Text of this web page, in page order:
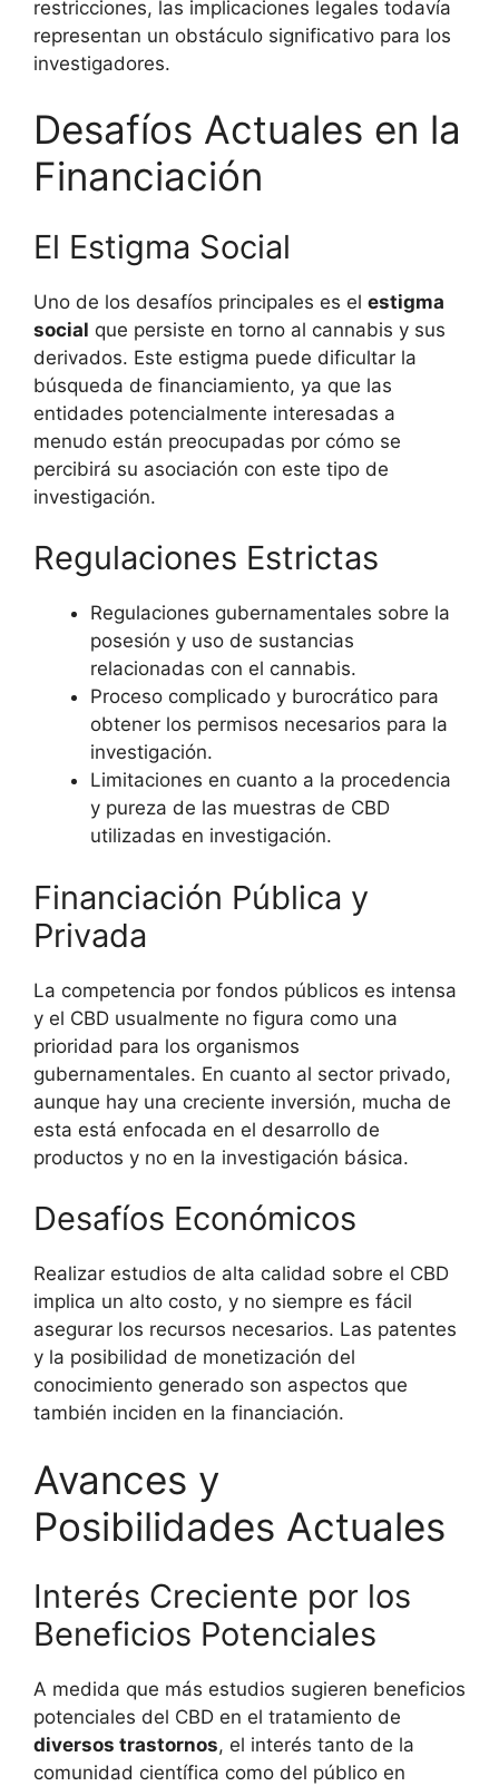
restricciones, las implicaciones legales todavía
representan un obstáculo significativo para los
investigadores.
Desafíos Actuales en la
Financiación
El Estigma Social
Uno de los desafíos principales es el estigma
social que persiste en torno al cannabis y sus
derivados. Este estigma puede dificultar la
búsqueda de financiamiento, ya que las
entidades potencialmente interesadas a
menudo están preocupadas por cómo se
percibirá su asociación con este tipo de
investigación.
Regulaciones Estrictas
Regulaciones gubernamentales sobre la
posesión y uso de sustancias
relacionadas con el cannabis.
Proceso complicado y burocrático para
obtener los permisos necesarios para la
investigación.
Limitaciones en cuanto a la procedencia
y pureza de las muestras de CBD
utilizadas en investigación.
Financiación Pública y
Privada
La competencia por fondos públicos es intensa
y el CBD usualmente no figura como una
prioridad para los organismos
gubernamentales. En cuanto al sector privado,
aunque hay una creciente inversión, mucha de
esta está enfocada en el desarrollo de
productos y no en la investigación básica.
Desafíos Económicos
Realizar estudios de alta calidad sobre el CBD
implica un alto costo, y no siempre es fácil
asegurar los recursos necesarios. Las patentes
y la posibilidad de monetización del
conocimiento generado son aspectos que
también inciden en la financiación.
Avances y
Posibilidades Actuales
Interés Creciente por los
Beneficios Potenciales
A medida que más estudios sugieren beneficios
potenciales del CBD en el tratamiento de
diversos trastornos, el interés tanto de la
comunidad científica como del público en